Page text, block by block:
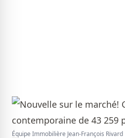
Équipe Immobilière Jean-François Rivard